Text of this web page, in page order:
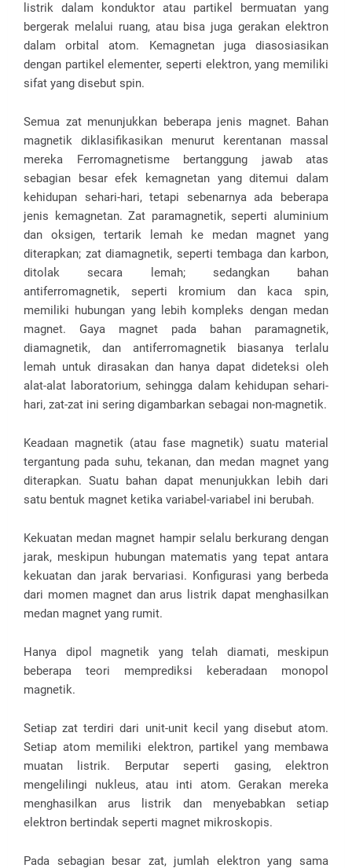
listrik dalam konduktor atau partikel bermuatan yang
bergerak melalui ruang, atau bisa juga gerakan elektron
dalam orbital atom. Kemagnetan juga diasosiasikan
dengan partikel elementer, seperti elektron, yang memiliki
sifat yang disebut spin.
Semua zat menunjukkan beberapa jenis magnet. Bahan
magnetik diklasifikasikan menurut kerentanan massal
mereka Ferromagnetisme bertanggung jawab atas
sebagian besar efek kemagnetan yang ditemui dalam
kehidupan sehari-hari, tetapi sebenarnya ada beberapa
jenis kemagnetan. Zat paramagnetik, seperti aluminium
dan oksigen, tertarik lemah ke medan magnet yang
diterapkan; zat diamagnetik, seperti tembaga dan karbon,
ditolak secara lemah; sedangkan bahan
antiferromagnetik, seperti kromium dan kaca spin,
memiliki hubungan yang lebih kompleks dengan medan
magnet. Gaya magnet pada bahan paramagnetik,
diamagnetik, dan antiferromagnetik biasanya terlalu
lemah untuk dirasakan dan hanya dapat dideteksi oleh
alat-alat laboratorium, sehingga dalam kehidupan sehari-
hari, zat-zat ini sering digambarkan sebagai non-magnetik.
Keadaan magnetik (atau fase magnetik) suatu material
tergantung pada suhu, tekanan, dan medan magnet yang
diterapkan. Suatu bahan dapat menunjukkan lebih dari
satu bentuk magnet ketika variabel-variabel ini berubah.
Kekuatan medan magnet hampir selalu berkurang dengan
jarak, meskipun hubungan matematis yang tepat antara
kekuatan dan jarak bervariasi. Konfigurasi yang berbeda
dari momen magnet dan arus listrik dapat menghasilkan
medan magnet yang rumit.
Hanya dipol magnetik yang telah diamati, meskipun
beberapa teori memprediksi keberadaan monopol
magnetik.
Setiap zat terdiri dari unit-unit kecil yang disebut atom.
Setiap atom memiliki elektron, partikel yang membawa
muatan listrik. Berputar seperti gasing, elektron
mengelilingi nukleus, atau inti atom. Gerakan mereka
menghasilkan arus listrik dan menyebabkan setiap
elektron bertindak seperti magnet mikroskopis.
Pada sebagian besar zat, jumlah elektron yang sama